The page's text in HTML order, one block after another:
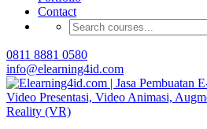
Contact
0811 8881 0580
info@elearning4id.com